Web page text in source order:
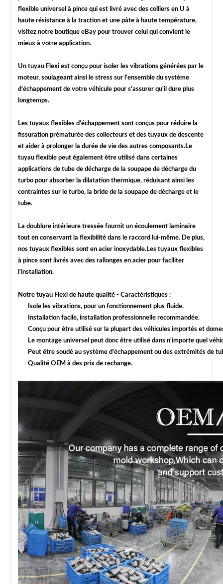
flexible universel à pince qui est livré avec des colliers en U à
haute résistance à la traction et une pâte à haute température,
visitez notre boutique eBay pour trouver celui qui convient le
mieux à votre application.
Un tuyau Flexi est conçu pour isoler les vibrations générées par le
moteur, soulageant ainsi le stress sur l'ensemble du système
d'échappement de votre véhicule pour s'assurer qu'il dure plus
longtemps.
Les tuyaux flexibles d'échappement sont conçus pour réduire la
fissuration prématurée des collecteurs et des tuyaux de descente
et aider à prolonger la durée de vie des autres composants.Le
tuyau flexible peut également être utilisé dans certaines
applications de tube de décharge de la soupape de décharge du
turbo pour absorber la dilatation thermique, réduisant ainsi les
contraintes sur le turbo, la bride de la soupape de décharge et le
tube.
La doublure intérieure tressée fournit un écoulement laminaire
tout en conservant la flexibilité dans le raccord lui-même. De plus,
nos tuyaux flexibles sont en acier inoxydable.Les tuyaux flexibles
à pince sont livrés avec des rallonges en acier pour faciliter
l'installation.
Notre tuyau Flexi de haute qualité - Caractéristiques :
Isole les vibrations, pour un fonctionnement plus fluide.
Installation facile, installation professionnelle recommandée.
Conçu pour être utilisé sur la plupart des véhicules importés et
Le montage universel peut donc être utilisé dans n'importe quel
Peut être soudé au système d'échappement ou des extrémités de
Qualité OEM à des prix de rechange.